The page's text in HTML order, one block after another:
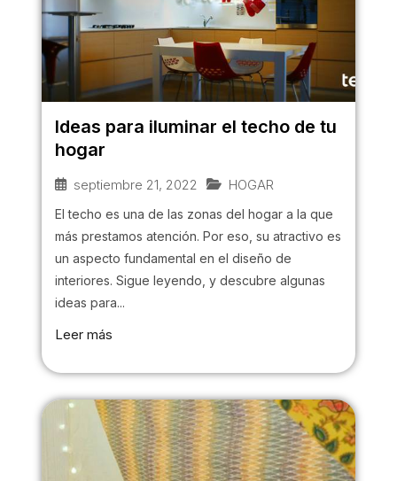
Ideas para iluminar el techo de tu
hogar
septiembre 21, 2022 HOGAR
El techo es una de las zonas del hogar a la que
más prestamos atención. Por eso, su atractivo es
un aspecto fundamental en el diseño de
interiores. Sigue leyendo, y descubre algunas
ideas para...
Leer más